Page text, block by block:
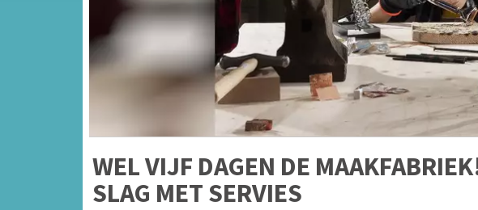
WEL VIJF DAGEN DE
SLAG MET SERVIES